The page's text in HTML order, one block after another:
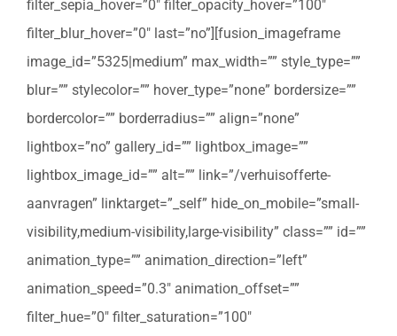
filter_sepia_hover=”0″ filter_opacity_hover=”100″
filter_blur_hover=”0″ last=”no”][fusion_imageframe
image_id=”5325|medium” max_width=”” style_type=””
blur=”” stylecolor=”” hover_type=”none” bordersize=””
bordercolor=”” borderradius=”” align=”none”
lightbox=”no” gallery_id=”” lightbox_image=””
lightbox_image_id=”” alt=”” link=”/verhuisofferte-
aanvragen” linktarget=”_self” hide_on_mobile=”small-
visibility,medium-visibility,large-visibility” class=”” id=””
animation_type=”” animation_direction=”left”
animation_speed=”0.3″ animation_offset=””
filter_hue=”0″ filter_saturation=”100″